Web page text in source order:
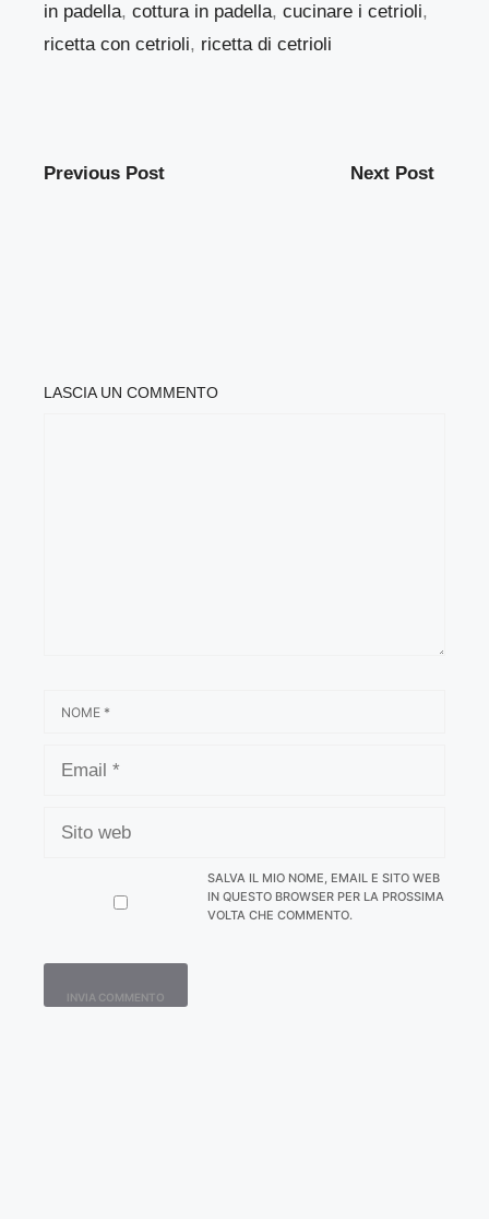
in padella, cottura in padella, cucinare i cetrioli,
ricetta con cetrioli, ricetta di cetrioli
Previous Post Next Post
LASCIA UN COMMENTO
WEB
SALVA IL MIO NOME, EMAIL E SITO WEB
IN QUESTO BROWSER PER LA PROSSIMA
VOLTA CHE COMMENTO.